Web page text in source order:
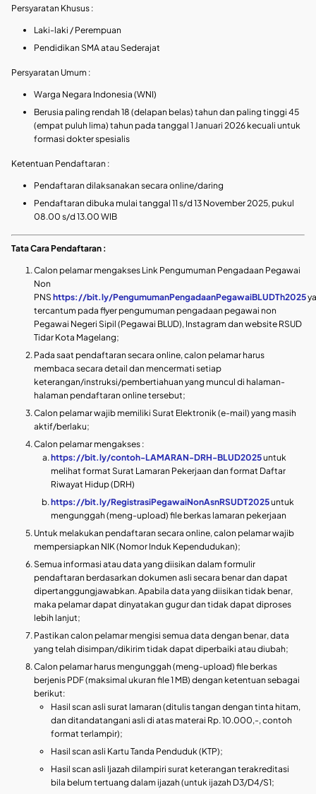
Persyaratan Khusus :
Laki-laki / Perempuan
Pendidikan SMA atau Sederajat
Persyaratan Umum :
Warga Negara Indonesia (WNI)
Berusia paling rendah 18 (delapan belas) tahun dan paling tinggi 45
(empat puluh lima) tahun pada tanggal 1 Januari 2026 kecuali untuk
formasi dokter spesialis
Ketentuan Pendaftaran :
Pendaftaran dilaksanakan secara online/daring
Pendaftaran dibuka mulai tanggal 11 s/d 13 November 2025, pukul
08.00 s/d 13.00 WIB
Tata Cara Pendaftaran :
Calon pelamar mengakses Link Pengumuman Pengadaan Pegawai
Non
PNS https://bit.ly/PengumumanPengadaanPegawaiBLUDTh2025
tercantum pada flyer pengumuman pengadaan pegawai non
Pegawai Negeri Sipil (Pegawai BLUD), Instagram dan website RSUD
Tidar Kota Magelang;
Pada saat pendaftaran secara online, calon pelamar harus
membaca secara detail dan mencermati setiap
keterangan/instruksi/pembertiahuan yang muncul di halaman-
halaman pendaftaran online tersebut;
Calon pelamar wajib memiliki Surat Elektronik (e-mail) yang masih
aktif/berlaku;
Calon pelamar mengakses :
https://bit.ly/contoh-LAMARAN-DRH-BLUD2025untuk
melihat format Surat Lamaran Pekerjaan dan format Daftar
Riwayat Hidup (DRH)
https://bit.ly/RegistrasiPegawaiNonAsnRSUDT2025untuk
mengunggah (meng-upload) file berkas lamaran pekerjaan
Untuk melakukan pendaftaran secara online, calon pelamar wajib
mempersiapkan NIK (Nomor Induk Kependudukan);
Semua informasi atau data yang diisikan dalam formulir
pendaftaran berdasarkan dokumen asli secara benar dan dapat
dipertanggungjawabkan. Apabila data yang diisikan tidak benar,
maka pelamar dapat dinyatakan gugur dan tidak dapat diproses
lebih lanjut;
Pastikan calon pelamar mengisi semua data dengan benar, data
yang telah disimpan/dikirim tidak dapat diperbaiki atau diubah;
Calon pelamar harus mengunggah (meng-upload) file berkas
berjenis PDF (maksimal ukuran file 1 MB) dengan ketentuan sebagai
berikut:
Hasil scan asli surat lamaran (ditulis tangan dengan tinta hitam,
dan ditandatangani asli di atas materai Rp. 10.000,-, contoh
format terlampir);
Hasil scan asli Kartu Tanda Penduduk (KTP);
Hasil scan asli Ijazah dilampiri surat keterangan terakreditasi
bila belum tertuang dalam ijazah (untuk ijazah D3/D4/S1;